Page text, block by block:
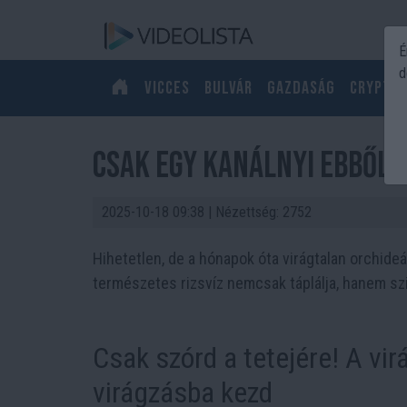
Vicces Bulvár Gazdaság Crypto
Csak egy kanálnyi ebből,
2025-10-18 09:38 | Nézettség: 2752
Hihetetlen, de a hónapok óta virágtalan
természetes rizsvíz nemcsak táplálja, hanem
Csak szórd a tetejére! A
virágzásba kezd